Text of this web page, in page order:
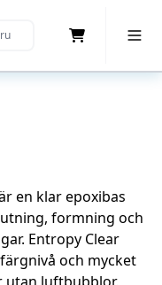
en klar epoxibas
formning och
Entropy Clear
och mycket